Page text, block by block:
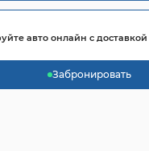
авто онлайн с
Забронировать